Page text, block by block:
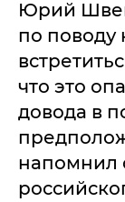
Юрий
по поводу
что это
довода в
напомнил